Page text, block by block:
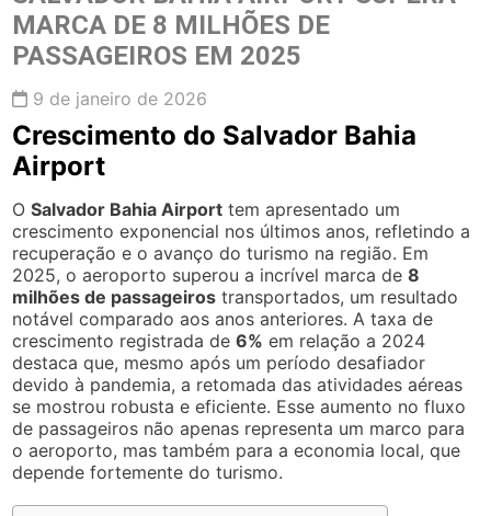
MARCA DE 8 MILHÕES DE
PASSAGEIROS EM 2025
9 de janeiro de 2026
Crescimento do Salvador Bahia
Airport
OSalvador Bahia Airport tem apresentado um
crescimento exponencial nos últimos anos, refletindo a
recuperação e o avanço do turismo na região. Em
2025, o aeroporto superou a incrível marca de8
milhões de passageiros transportados, um resultado
notável comparado aos anos anteriores. A taxa de
crescimento registrada de6% em relação a 2024
destaca que, mesmo após um período desafiador
devido à pandemia, a retomada das atividades aéreas
se mostrou robusta e eficiente. Esse aumento no fluxo
de passageiros não apenas representa um marco para
o aeroporto, mas também para a economia local, que
depende fortemente do turismo.